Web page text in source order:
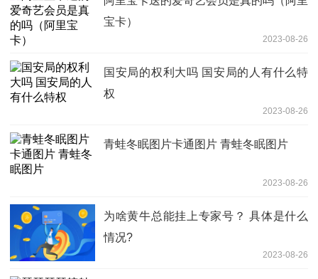
宝卡）
2023-08-26
国安局的权利大吗 国安局的人有什么特
权
2023-08-26
青蛙冬眠图片卡通图片 青蛙冬眠图片
2023-08-26
为啥黄牛总能挂上专家号？ 具体是什么
情况?
2023-08-26